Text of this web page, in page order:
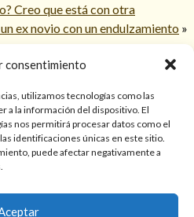
consentimiento
utilizamos tecnologías como las
a la información del dispositivo. El
nos permitirá procesar datos como el
identificaciones únicas en este sitio.
puede afectar negativamente a
Creo que está con otra
ex novio con un endulzamiento »
Las lecturas de cartas, hechizos,
y predicciones tienen
y/o ayuda personal. Estos
El resultado de cada servicio